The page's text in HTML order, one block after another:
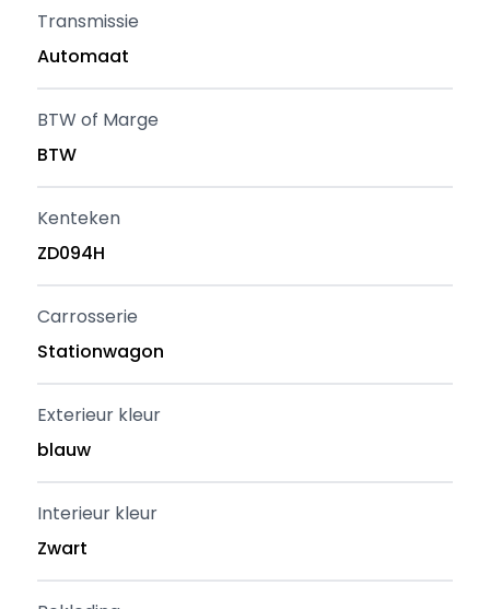
Transmissie
Automaat
BTW of Marge
BTW
Kenteken
ZD094H
Carrosserie
Stationwagon
Exterieur kleur
blauw
Interieur kleur
Zwart